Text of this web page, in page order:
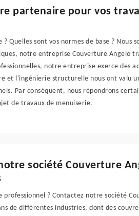
partenaire pour vos
Quelles sont vos normes de base ? Nous
notre entreprise Couverture Angelo
notre entreprise exerce des
et l'ingénierie structurelle nous ont valu
Par conséquent, nous répondrons
de travaux de menuiserie.
société Couverture
? Contactez notre société
de différentes industries, dont des